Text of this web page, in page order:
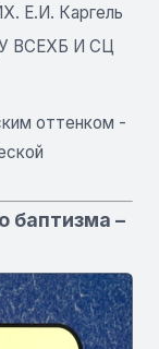
Е.И. Каргель
ВСЕХБ И СЦ
оттенком -
баптизма –